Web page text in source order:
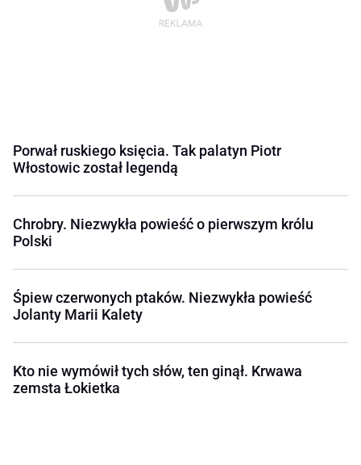
Porwał ruskiego księcia. Tak palatyn Piotr
Włostowic został legendą
Chrobry. Niezwykła powieść o pierwszym królu
Polski
Śpiew czerwonych ptaków. Niezwykła powieść
Jolanty Marii Kalety
Kto nie wymówił tych słów, ten ginął. Krwawa
zemsta Łokietka